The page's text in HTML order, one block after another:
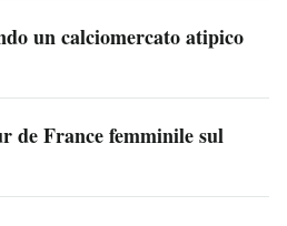
un calciomercato atipico
de France femminile sul